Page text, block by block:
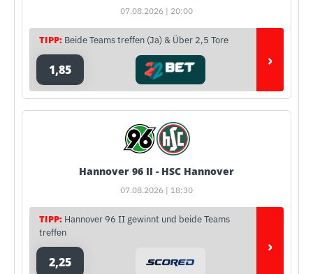
07.08.2026 | 20:00
TIPP: Beide Teams treffen (Ja) & Über 2,5 Tore
1,85 ›
Hannover 96 II - HSC Hannover
07.08.2026 | 18:30
TIPP: Hannover 96 II gewinnt und beide Teams
treffen
2,25
›